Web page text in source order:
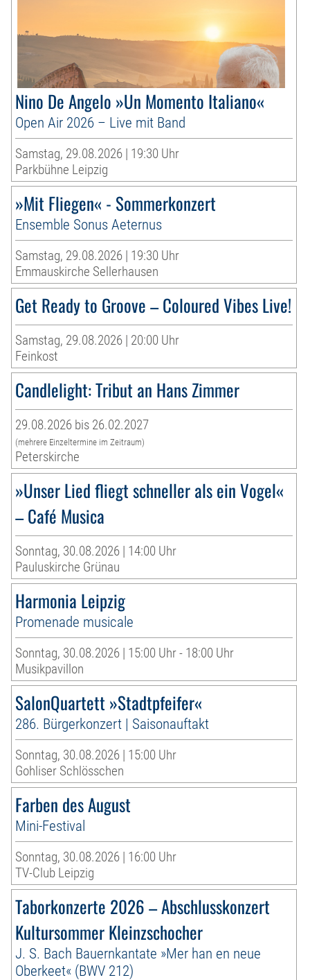
Nino De Angelo »Un Momento Italiano«
Open Air 2026 – Live mit Band
Samstag, 29.08.2026 | 19:30 Uhr
Parkbühne Leipzig
»Mit Fliegen« - Sommerkonzert
Ensemble Sonus Aeternus
Samstag, 29.08.2026 | 19:30 Uhr
Emmauskirche Sellerhausen
Get Ready to Groove – Coloured Vibes Live!
Samstag, 29.08.2026 | 20:00 Uhr
Feinkost
Candlelight: Tribut an Hans Zimmer
29.08.2026 bis 26.02.2027
(mehrere Einzeltermine im Zeitraum)
Peterskirche
»Unser Lied fliegt schneller als ein Vogel«
– Café Musica
Sonntag, 30.08.2026 | 14:00 Uhr
Pauluskirche Grünau
Harmonia Leipzig
Promenade musicale
Sonntag, 30.08.2026 | 15:00 Uhr - 18:00 Uhr
Musikpavillon
SalonQuartett »Stadtpfeifer«
286. Bürgerkonzert | Saisonauftakt
Sonntag, 30.08.2026 | 15:00 Uhr
Gohliser Schlösschen
Farben des August
Mini-Festival
Sonntag, 30.08.2026 | 16:00 Uhr
TV-Club Leipzig
Taborkonzerte 2026 – Abschlusskonzert
Kultursommer Kleinzschocher
J. S. Bach Bauernkantate »Mer han en neue
Oberkeet« (BWV 212)